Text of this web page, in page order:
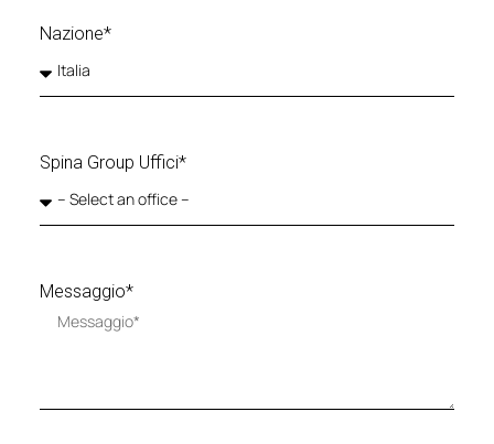
Nazione*
Spina Group Uffici*
Messaggio*